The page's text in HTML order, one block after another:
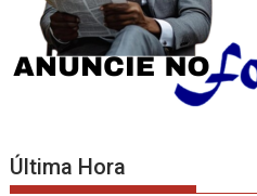
Última Hora